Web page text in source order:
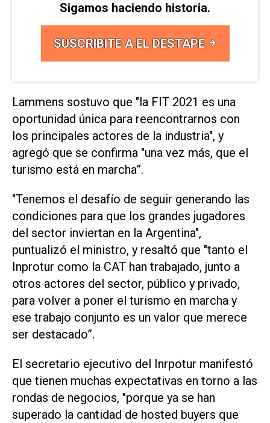
Sigamos haciendo historia.
SUSCRIBITE A EL DESTAPE
Lammens sostuvo que "la FIT 2021 es una
oportunidad única para reencontrarnos con
los principales actores de la industria", y
agregó que se confirma "una vez más, que el
turismo está en marcha”.
"Tenemos el desafío de seguir generando las
condiciones para que los grandes jugadores
del sector inviertan en la Argentina",
puntualizó el ministro, y resaltó que "tanto el
Inprotur como la CAT han trabajado, junto a
otros actores del sector, público y privado,
para volver a poner el turismo en marcha y
ese trabajo conjunto es un valor que merece
ser destacado”.
El secretario ejecutivo del Inrpotur manifestó
que tienen muchas expectativas en torno a las
rondas de negocios, "porque ya se han
superado la cantidad de hosted buyers que